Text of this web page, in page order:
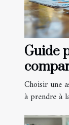
Guide
Choisir une
à prendre à